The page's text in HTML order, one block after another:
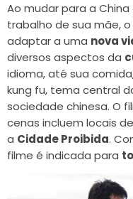
Ao mudar para a
trabalho de sua mãe,
adaptar a uma nova
diversos aspectos da
idioma, até sua
kung fu, tema central
sociedade chinesa. O
cenas incluem locais
a Cidade Proibida.
filme é indicada para